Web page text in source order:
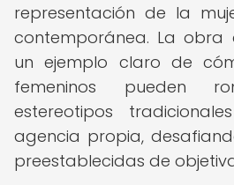
representación de la
contemporánea. La obra
un ejemplo claro de
femeninos pueden
estereotipos
agencia propia,
preestablecidas de